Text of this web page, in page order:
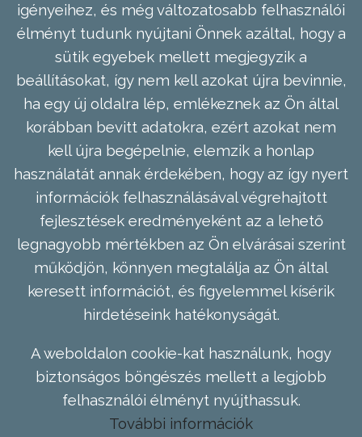
igényeihez, és még változatosabb felhasználói
élményt tudunk nyújtani Önnek azáltal, hogy a
sütik egyebek mellett megjegyzik a
beállításokat, így nem kell azokat újra bevinnie,
ha egy új oldalra lép, emlékeznek az Ön által
korábban bevitt adatokra, ezért azokat nem
kell újra begépelnie, elemzik a honlap
használatát annak érdekében, hogy az így nyert
információk felhasználásával végrehajtott
fejlesztések eredményeként az a lehető
legnagyobb mértékben az Ön elvárásai szerint
működjön, könnyen megtalálja az Ön által
keresett információt, és figyelemmel kísérik
hirdetéseink hatékonyságát.
A weboldalon cookie-kat használunk, hogy
biztonságos böngészés mellett a legjobb
felhasználói élményt nyújthassuk.
További információk